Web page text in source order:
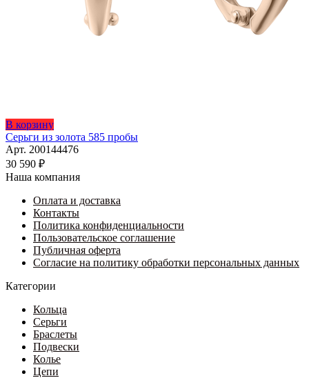
В корзину
Серьги из золота 585 пробы
Арт. 200144476
30 590 ₽
Наша компания
Оплата и доставка
Контакты
Политика конфиденциальности
Пользовательское соглашение
Публичная оферта
Согласие на политику обработки персональных данных
Категории
Кольца
Серьги
Браслеты
Подвески
Колье
Цепи